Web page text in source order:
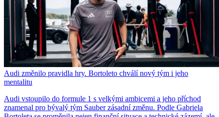
Audi změnilo pravidla hry. Bortoleto chválí nový tým i jeho
mentalitu
Audi vstoupilo do formule 1 s velkými ambicemi a jeho příchod
znamenal pro bývalý tým Sauber zásadní změnu. Podle Gabriela